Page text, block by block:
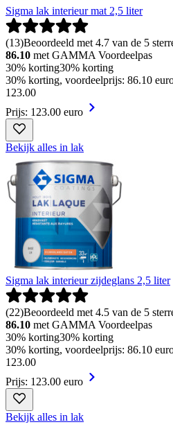
Sigma lak interieur mat 2,5 liter
(13)Beoordeeld met 4.7 van de 5
86.10 met GAMMA Voordeelpas
30% korting30% korting
30% korting, voordeelprijs: 86.10
123.00
Prijs: 123.00 euro
Bekijk alles in lak
Sigma lak interieur zijdeglans 2,5 liter
(22)Beoordeeld met 4.5 van de 5
86.10 met GAMMA Voordeelpas
30% korting30% korting
30% korting, voordeelprijs: 86.10
123.00
Prijs: 123.00 euro
Bekijk alles in lak